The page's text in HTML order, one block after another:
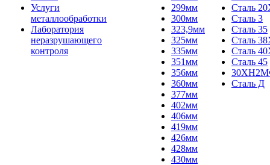
Услуги
металлообработки
Лаборатория
неразрушающего
контроля
299мм
300мм
323,9мм
325мм
335мм
351мм
356мм
360мм
377мм
402мм
406мм
419мм
426мм
428мм
430мм
Сталь
Сталь 3
Сталь 35
Сталь
Сталь
Сталь 45
Сталь Д